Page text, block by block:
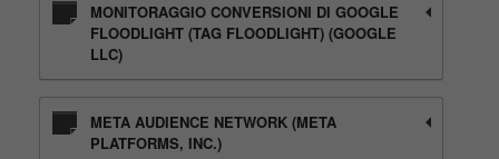
MONITORAGGIO CONVERSIONI DI GOOGLE
FLOODLIGHT (TAG FLOODLIGHT) (GOOGLE
LLC)
META AUDIENCE NETWORK (META
PLATFORMS, INC.)